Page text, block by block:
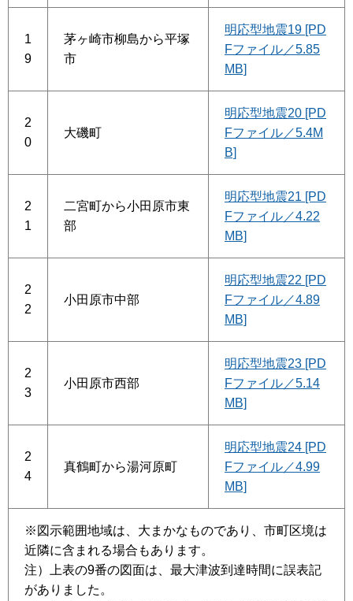
1
9
茅ヶ崎市柳島から平塚
市
明応型地震19 [PD
Fファイル／5.85
MB]
2
0
大磯町
明応型地震20 [PD
Fファイル／5.4M
B]
2
1
二宮町から小田原市東
部
明応型地震21 [PD
Fファイル／4.22
MB]
2
2
小田原市中部
明応型地震22 [PD
Fファイル／4.89
MB]
2
3
小田原市西部
明応型地震23 [PD
Fファイル／5.14
MB]
2
4
真鶴町から湯河原町
明応型地震24 [PD
Fファイル／4.99
MB]
※図示範囲地域は、大まかなものであり、市町区境は
近隣に含まれる場合もあります。
注）上表の9番の図面は、最大津波到達時間に誤表記
がありました。